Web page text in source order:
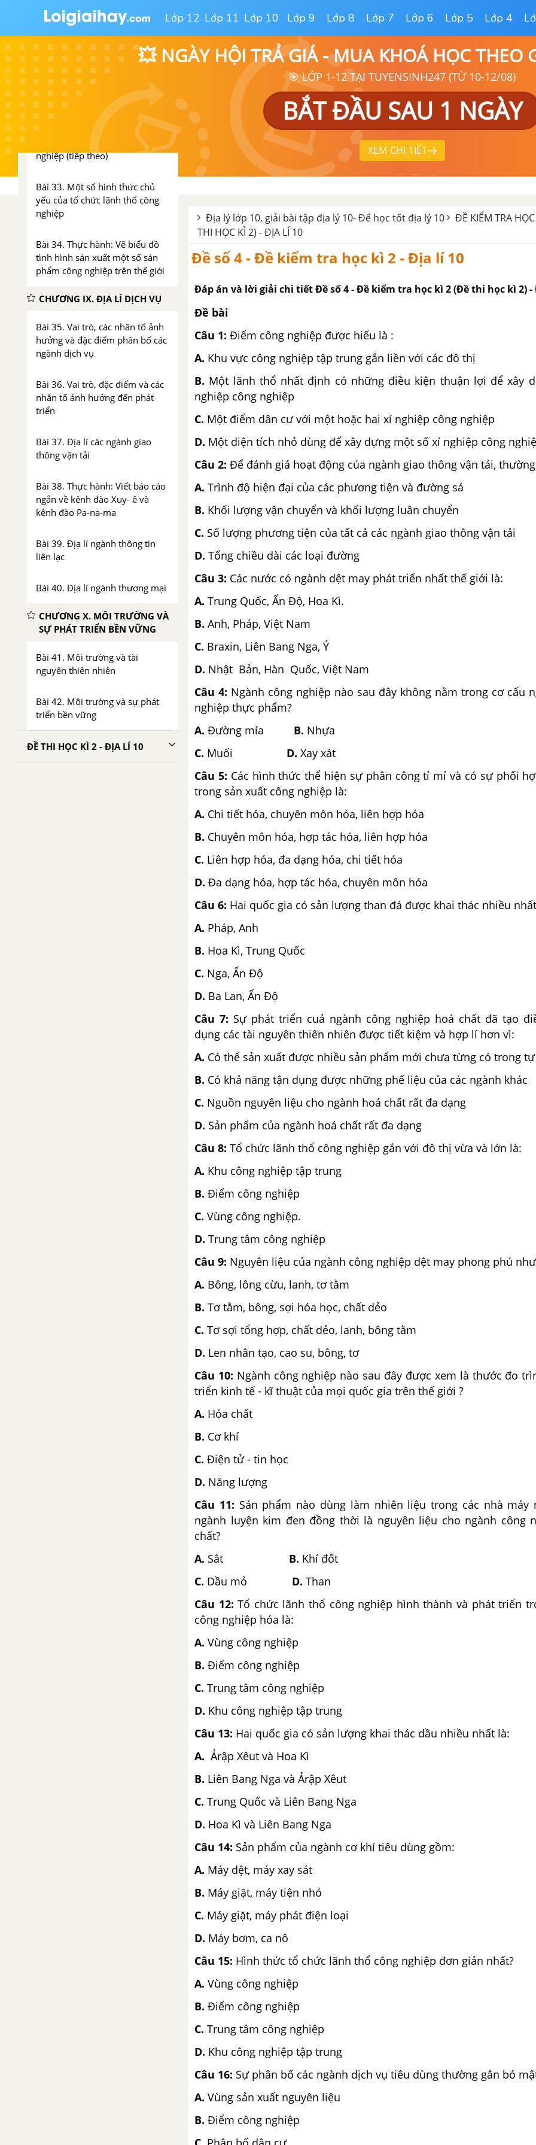
Lớp 12 Lớp 11 Lớp 10 Lớp 9 Lớp 8 Lớp 7 Lớp 6 Lớp 5 Lớp 4
💥 NGÀY HỘI TRẢ GIÁ - MUA KHOÁ HỌC THEO
🎯 LỚP 1-12 TẠI TUYENSINH247 (TỪ 10-12/08)
BẮT ĐẦU SAU 1 NGÀY
XEM CHI TIẾT
CHƯƠNG VIII. ĐỊA LÍ CÔNG
NGHIỆP
Bài 31. Vai trò và đặc điểm của
công nghiệp
Bài 32. Địa lí các ngành công
nghiệp
Bài 32. Địa lí các ngành công
nghiệp (tiếp theo)
Bài 33. Một số hình thức chủ
yếu của tổ chức lãnh thổ công
nghiệp
Bài 34. Thực hành: Vẽ biểu đồ
tình hình sản xuất một số sản
phẩm công nghiệp trên thế giới
CHƯƠNG IX. ĐỊA LÍ DỊCH VỤ
Bài 35. Vai trò, các nhân tố ảnh
hưởng và đặc điểm phân bố các
ngành dịch vụ
Bài 36. Vai trò, đặc điểm và các
nhân tố ảnh hưởng đến phát
triển
Bài 37. Địa lí các ngành giao
thông vận tải
Bài 38. Thực hành: Viết báo cáo
ngắn về kênh đào Xuy- ê và
kênh đào Pa-na-ma
Bài 39. Địa lí ngành thông tin
liên lạc
Bài 40. Địa lí ngành thương mại
CHƯƠNG X. MÔI TRƯỜNG VÀ
SỰ PHÁT TRIỂN BỀN VỮNG
Bài 41. Môi trường và tài
nguyên thiên nhiên
Bài 42. Môi trường và sự phát
triển bền vững
ĐỀ THI HỌC KÌ 2 - ĐỊA LÍ 10
Địa lý lớp 10, giải bài tập địa lý 10- Để học tốt địa lý 10
ĐỀ KIỂM TRA
THI HỌC KÌ 2) - ĐỊA LÍ 10
Đề số 4 - Đề kiểm tra học kì 2 - Địa lí 10
Đáp án và lời giải chi tiết Đề số 4 - Đề kiểm tra học kì 2 (Đề thi học kì 2) -
Đề bài
Câu 1: Điểm công nghiệp được hiểu là :
A. Khu vực công nghiệp tập trung gắn liền với các đô thị
B. Một lãnh thổ nhất định có những điều kiện thuận lợi để xây
nghiệp công nghiệp
C. Một điểm dân cư với một hoặc hai xí nghiệp công nghiệp
D. Một diện tích nhỏ dùng để xây dựng một số xí nghiệp công
Câu 2: Để đánh giá hoạt động của ngành giao thông vận tải,
A. Trình độ hiện đại của các phương tiện và đường sá
B. Khối lượng vận chuyển và khối lượng luân chuyển
C. Số lượng phương tiện của tất cả các ngành giao thông vận tải
D. Tổng chiều dài các loại đường
Câu 3: Các nước có ngành dệt may phát triển nhất thế giới là:
A. Trung Quốc, Ấn Độ, Hoa Kì.
B. Anh, Pháp, Việt Nam
C. Braxin, Liên Bang Nga, Ý
D. Nhật Bản, Hàn Quốc, Việt Nam
Câu 4: Ngành công nghiệp nào sau đây không nằm trong cơ cấu
nghiệp thực phẩm?
A. Đường mía B. Nhựa
C. Muối D. Xay xát
Câu 5: Các hình thức thể hiện sự phân công tỉ mỉ và có sự phối
trong sản xuất công nghiệp là:
A. Chi tiết hóa, chuyên môn hóa, liên hợp hóa
B. Chuyên môn hóa, hợp tác hóa, liên hợp hóa
C. Liên hợp hóa, đa dạng hóa, chi tiết hóa
D. Đa dạng hóa, hợp tác hóa, chuyên môn hóa
Câu 6: Hai quốc gia có sản lượng than đá được khai thác nhiều
A. Pháp, Anh
B. Hoa Kì, Trung Quốc
C. Nga, Ấn Độ
D. Ba Lan, Ấn Độ
Câu 7: Sự phát triển cuả ngành công nghiệp hoá chất đã tạo
dụng các tài nguyên thiên nhiên được tiết kiệm và hợp lí hơn vì:
A. Có thể sản xuất được nhiều sản phẩm mới chưa từng có trong
B. Có khả năng tận dụng được những phế liệu của các ngành khác
C. Nguồn nguyên liệu cho ngành hoá chất rất đa dạng
D. Sản phẩm của ngành hoá chất rất đa dạng
Câu 8: Tổ chức lãnh thổ công nghiệp gắn với đô thị vừa và lớn là:
A. Khu công nghiệp tập trung
B. Điểm công nghiệp
C. Vùng công nghiệp.
D. Trung tâm công nghiệp
Câu 9: Nguyên liệu của ngành công nghiệp dệt may phong phú
A. Bông, lông cừu, lanh, tơ tằm
B. Tơ tằm, bông, sợi hóa học, chất dẻo
C. Tơ sợi tổng hợp, chất dẻo, lanh, bông tằm
D. Len nhân tạo, cao su, bông, tơ
Câu 10: Ngành công nghiệp nào sau đây được xem là thước đo
triển kinh tế - kĩ thuật của mọi quốc gia trên thế giới ?
A. Hóa chất
B. Cơ khí
C. Điện tử - tin học
D. Năng lượng
Câu 11: Sản phẩm nào dùng làm nhiên liệu trong các nhà máy
ngành luyện kim đen đồng thời là nguyên liệu cho ngành công
chất?
A. Sắt B. Khí đốt
C. Dầu mỏ D. Than
Câu 12:Tổ chức lãnh thổ công nghiệp hình thành và phát triển
công nghiệp hóa là:
A. Vùng công nghiệp
B. Điểm công nghiệp
C. Trung tâm công nghiệp
D. Khu công nghiệp tập trung
Câu 13: Hai quốc gia có sản lượng khai thác dầu nhiều nhất là:
A. Ảrập Xêut và Hoa Kì
B. Liên Bang Nga và Ảrập Xêut
C. Trung Quốc và Liên Bang Nga
D. Hoa Kì và Liên Bang Nga
Câu 14: Sản phẩm của ngành cơ khí tiêu dùng gồm:
A. Máy dệt, máy xay sát
B. Máy giặt, máy tiện nhỏ
C. Máy giặt, máy phát điện loại
D. Máy bơm, ca nô
Câu 15: Hình thức tổ chức lãnh thổ công nghiệp đơn giản nhất?
A. Vùng công nghiệp
B. Điểm công nghiệp
C. Trung tâm công nghiệp
D. Khu công nghiệp tập trung
Câu 16: Sự phân bố các ngành dịch vụ tiêu dùng thường gắn bó
A. Vùng sản xuất nguyên liệu
B. Điểm công nghiệp